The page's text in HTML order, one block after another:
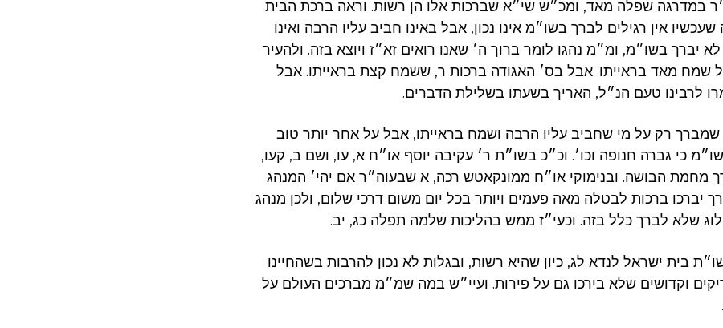
במדרגה שפלה מאד, ומכ״ש שי״א שברכות אלו הן רשות. וראה ברכת הבית
אין רגילים לברך בשו״מ אינו נכון, אבל באינו חביב עליו הרבה ואינו
יברך בשו״מ, ומ״מ נהגו לומר ברוך ה׳ שאנו רואים זא״ז ויוצא בזה. ולהעיר
שמח מאד בראייתו. אבל בס׳ האגודה ברכות ר, ששמח קצת בראייתו. אבל
לרבינו טעם הנ״ל, האריך בשעתו בשלילת הדברים.
רק על מי שחביב עליו הרבה ושמח בראייתו, אבל על אחר יותר טוב
כי גברה חנופה וכו׳. וכ״כ בשו״ת ר׳ עקיבה יוסף או״ח א, עו, ושם ב, קעו,
מחמת הבושה. ובנימוקי או״ח ממונקאטש רכה, א שבעוה״ר אם יהי׳ המנהג
יברכו ברכות לבטלה מאה פעמים ויותר בכל יום משום דרכי שלום, ולכן מנהג
שלא לברך כלל בזה. וכעי״ז ממש בהליכות שלמה תפלה כג, יב.
בית ישראל לנדא לג, כיון שהיא רשות, ובגלות לא נכון להרבות בשהחיינו
וקדושים שלא בירכו גם על פירות. ועיי״ש במה שמ״מ מברכים העולם על